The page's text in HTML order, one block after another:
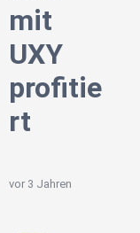
mit
UXY
profitie
rt
vor 3 Jahren